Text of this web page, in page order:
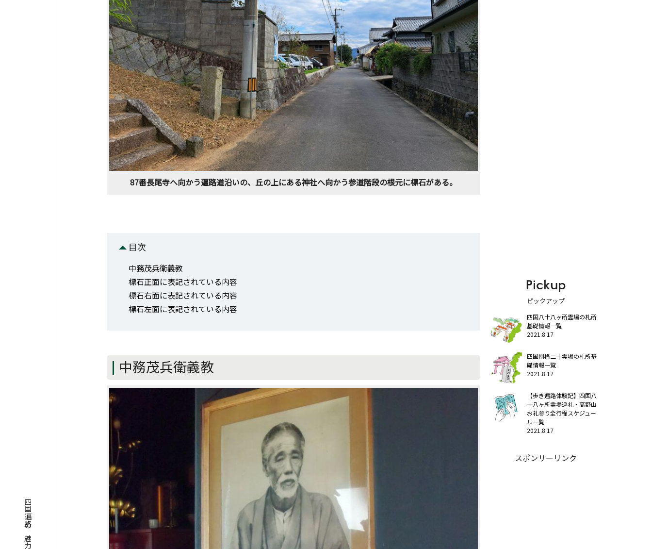
87番長尾寺へ向かう遍路道沿いの、丘の上にある神社へ向かう参道階段の根元に標石がある。
目次
中務茂兵衛義教
標石正面に表記されている内容
標石右面に表記されている内容
標石左面に表記されている内容
中務茂兵衛義教
Pickup
ピックアップ
四国八十八ヶ所霊場の札所
基礎情報一覧
2021.8.17
四国別格二十霊場の札所基
礎情報一覧
2021.8.17
【歩き遍路体験記】四国八
十八ヶ所霊場巡礼・高野山
お礼参り全行程スケジュー
ル一覧
2021.8.17
スポンサーリンク